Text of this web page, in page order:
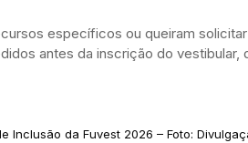
específicos ou queiram
antes da inscrição do vestibular,
Inclusão da Fuvest 2026 – Foto: